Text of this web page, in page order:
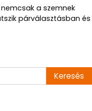
a szemnek
párválasztásban és